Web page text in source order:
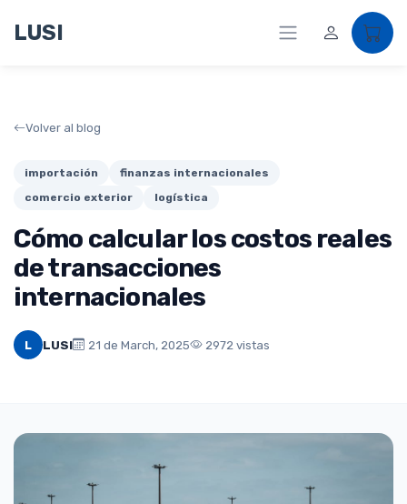
LUSI
Volver al blog
importación
finanzas internacionales
comercio exterior
logística
Cómo calcular los costos reales
de transacciones
internacionales
L LUSI 21 de March, 2025 2972 vistas